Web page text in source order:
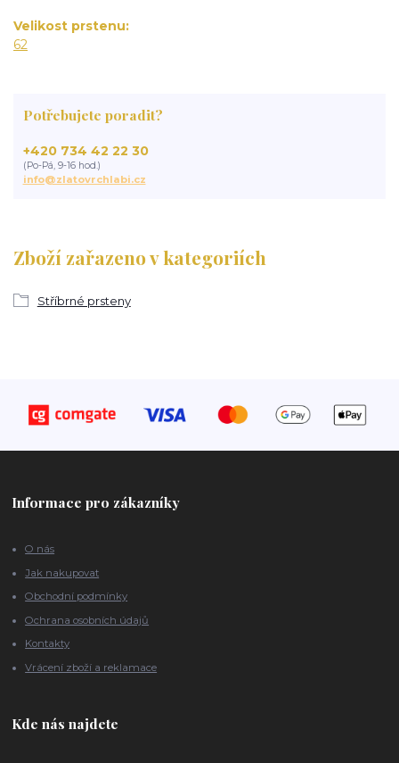
Velikost prstenu
62
Zboží zařazeno v kategoriích
Stříbrné prsteny
Potřebujete poradit?
+420 734 42 22 30
(Po-Pá, 9-16 hod.)
info@zlatovrchlabi.cz
Informace pro zákazníky
O nás
Jak nakupovat
Obchodní podmínky
Ochrana osobních údajů
Kontakty
Vrácení zboží a reklamace
Kde nás najdete